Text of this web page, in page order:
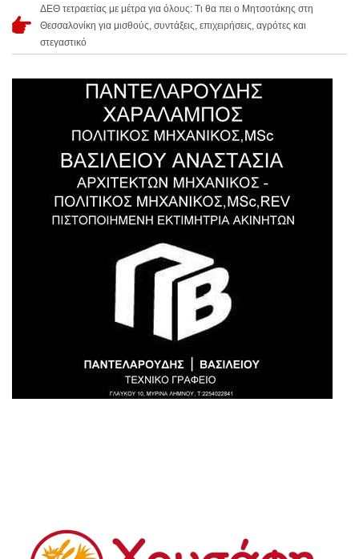
ΔΕΘ τετραετίας με μέτρα για όλους: Τι θα πει ο Μητσοτάκης στη
Θεσσαλονίκη για μισθούς, συντάξεις, επιχειρήσεις, αγρότες και
στεγαστικό